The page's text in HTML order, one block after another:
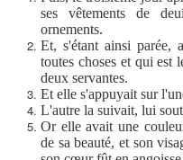
ses vêtements de
ornements.
Et, s'étant ainsi parée,
toutes choses et qui est
deux servantes.
Et elle s'appuyait sur
L'autre la suivait, lui
Or elle avait une
de sa beauté, et son